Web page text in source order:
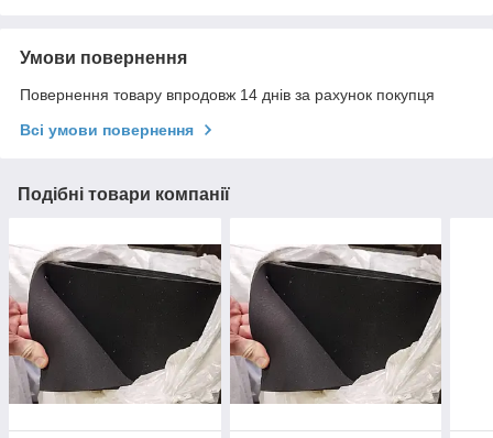
Умови повернення
Повернення товару впродовж 14 днів за рахунок покупця
Всі умови повернення
Подібні товари компанії